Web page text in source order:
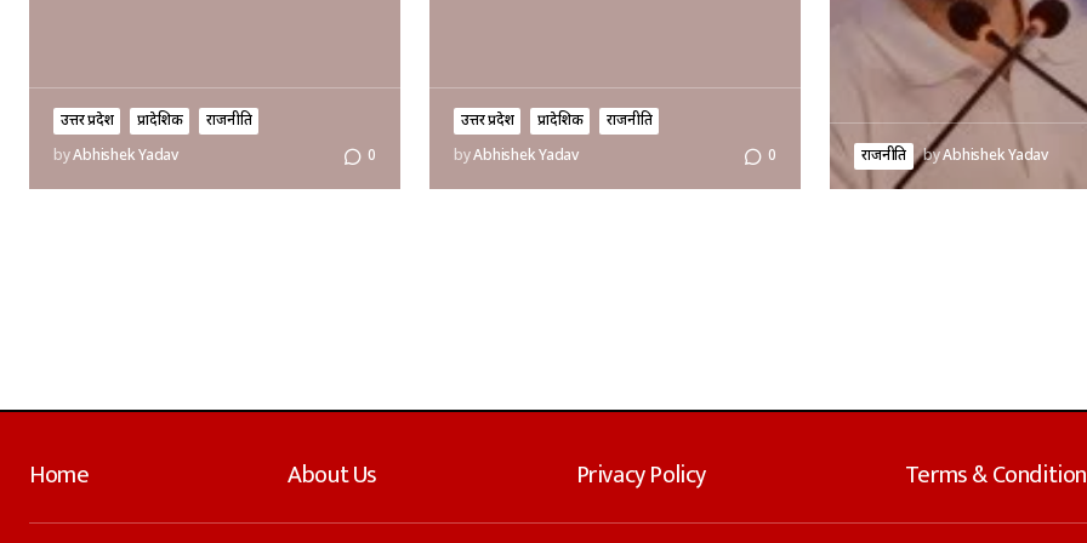
उत्तर प्रदेश प्रादेशिक
राजनीति
byAbhishek Yadav 0
उत्तर प्रदेश प्रादेशिक
राजनीति
byAbhishek Yadav 0 राजनीति byAbhishek Yadav
Home About Us Privacy Policy Terms &